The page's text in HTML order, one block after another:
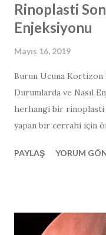
Rinoplasti
Enjeksiyonu
Mayıs 16, 2019
Burun Ucuna
Durumlarda ve Nasıl
herhangi bir rinoplasti
yapan bir cerrahi için
ameliyatı yapılan ve
Kortikosteroidleri,
PAYLAŞ YORUM